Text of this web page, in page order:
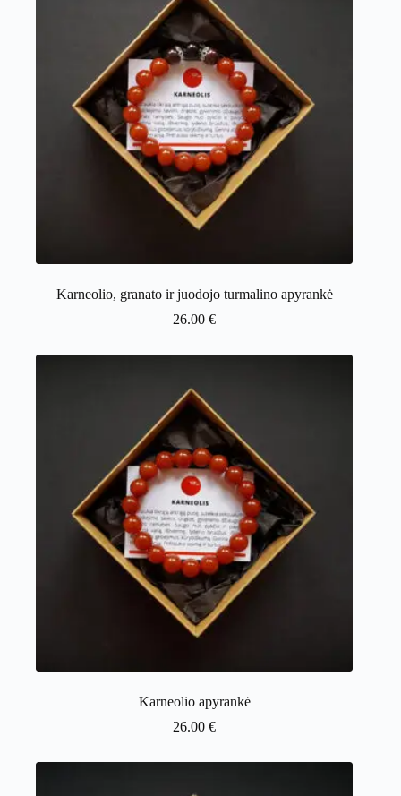
Karneolio, granato ir juodojo turmalino apyrankė
26.00€
Karneolio apyrankė
26.00€